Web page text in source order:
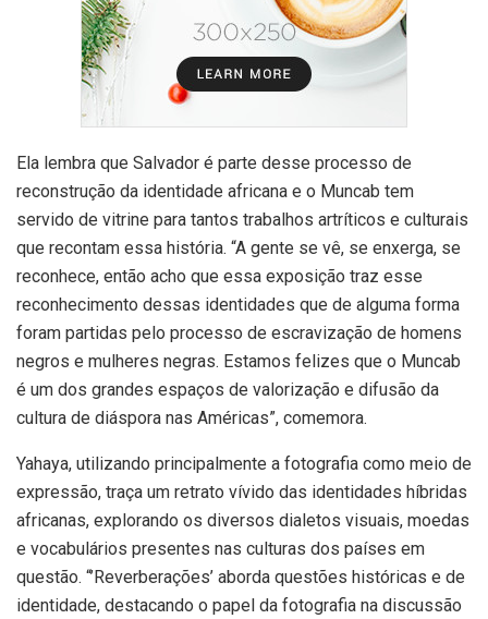
Ela lembra que Salvador é parte desse processo de
reconstrução da identidade africana e o Muncab tem
servido de vitrine para tantos trabalhos artríticos e culturais
que recontam essa história. “A gente se vê, se enxerga, se
reconhece, então acho que essa exposição traz esse
reconhecimento dessas identidades que de alguma forma
foram partidas pelo processo de escravização de homens
negros e mulheres negras. Estamos felizes que o Muncab
é um dos grandes espaços de valorização e difusão da
cultura de diáspora nas Américas”, comemora.
Yahaya, utilizando principalmente a fotografia como meio de
expressão, traça um retrato vívido das identidades híbridas
africanas, explorando os diversos dialetos visuais, moedas
e vocabulários presentes nas culturas dos países em
questão. “’Reverberações’ aborda questões históricas e de
identidade, destacando o papel da fotografia na discussão